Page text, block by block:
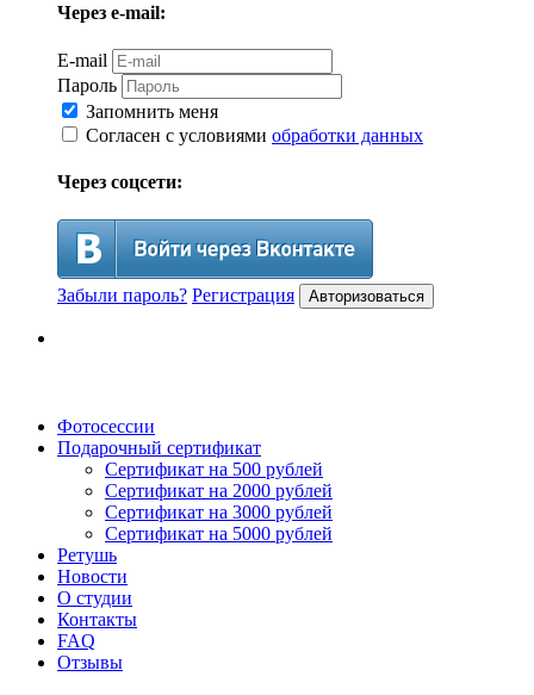
Через e-mail:
E-mail
Пароль
Запомнить меня
Согласен с условиями обработки данных
Через соцсети:
Забыли пароль? Регистрация Авторизоваться
Фотосессии
Подарочный сертификат
Сертификат на 500 рублей
Сертификат на 2000 рублей
Сертификат на 3000 рублей
Сертификат на 5000 рублей
Ретушь
Новости
О студии
Контакты
FAQ
Отзывы